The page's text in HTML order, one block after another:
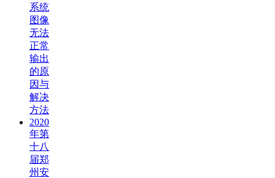
系统
图像
无法
正常
输出
的原
因与
解决
方法
2020
年第
十八
届郑
州安